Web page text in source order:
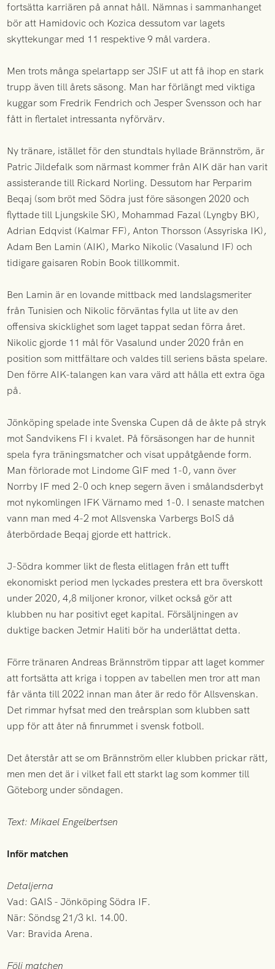
fortsätta karriären på annat håll. Nämnas i sammanhanget
bör att Hamidovic och Kozica dessutom var lagets
skyttekungar med 11 respektive 9 mål vardera.
Men trots många spelartapp ser JSIF ut att få ihop en stark
trupp även till årets säsong. Man har förlängt med viktiga
kuggar som Fredrik Fendrich och Jesper Svensson och har
fått in flertalet intressanta nyförvärv.
Ny tränare, istället för den stundtals hyllade Brännström, är
Patric Jildefalk som närmast kommer från AIK där han varit
assisterande till Rickard Norling. Dessutom har Perparim
Beqaj (som bröt med Södra just före säsongen 2020 och
flyttade till Ljungskile SK), Mohammad Fazal (Lyngby BK),
Adrian Edqvist (Kalmar FF), Anton Thorsson (Assyriska IK),
Adam Ben Lamin (AIK), Marko Nikolic (Vasalund IF) och
tidigare gaisaren Robin Book tillkommit.
Ben Lamin är en lovande mittback med landslagsmeriter
från Tunisien och Nikolic förväntas fylla ut lite av den
offensiva skicklighet som laget tappat sedan förra året.
Nikolic gjorde 11 mål för Vasalund under 2020 från en
position som mittfältare och valdes till seriens bästa spelare.
Den förre AIK-talangen kan vara värd att hålla ett extra öga
på.
Jönköping spelade inte Svenska Cupen då de åkte på stryk
mot Sandvikens FI i kvalet. På försäsongen har de hunnit
spela fyra träningsmatcher och visat uppåtgående form.
Man förlorade mot Lindome GIF med 1-0, vann över
Norrby IF med 2-0 och knep segern även i smålandsderbyt
mot nykomlingen IFK Värnamo med 1-0. I senaste matchen
vann man med 4-2 mot Allsvenska Varbergs BoIS då
återbördade Beqaj gjorde ett hattrick.
J-Södra kommer likt de flesta elitlagen från ett tufft
ekonomiskt period men lyckades prestera ett bra överskott
under 2020, 4,8 miljoner kronor, vilket också gör att
klubben nu har positivt eget kapital. Försäljningen av
duktige backen Jetmir Haliti bör ha underlättat detta.
Förre tränaren Andreas Brännström tippar att laget kommer
att fortsätta att kriga i toppen av tabellen men tror att man
får vänta till 2022 innan man åter är redo för Allsvenskan.
Det rimmar hyfsat med den treårsplan som klubben satt
upp för att åter nå finrummet i svensk fotboll.
Det återstår att se om Brännström eller klubben prickar rätt,
men men det är i vilket fall ett starkt lag som kommer till
Göteborg under söndagen.
Text: Mikael Engelbertsen
Inför matchen
Detaljerna
Vad: GAIS - Jönköping Södra IF.
När: Söndsg 21/3 kl. 14.00.
Var: Bravida Arena.
Följ matchen